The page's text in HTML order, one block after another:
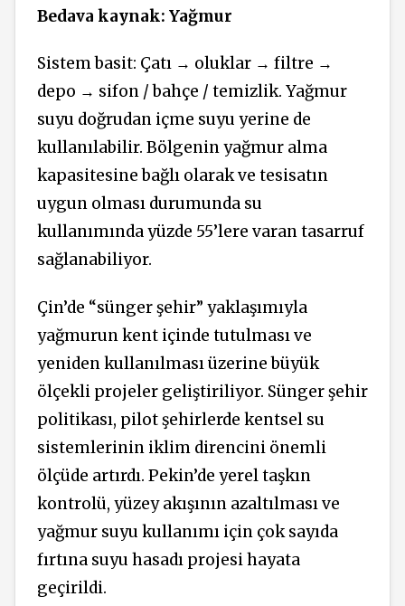
Bedava kaynak: Yağmur
Sistem basit: Çatı → oluklar → filtre →
depo → sifon / bahçe / temizlik. Yağmur
suyu doğrudan içme suyu yerine de
kullanılabilir. Bölgenin yağmur alma
kapasitesine bağlı olarak ve tesisatın
uygun olması durumunda su
kullanımında yüzde 55’lere varan tasarruf
sağlanabiliyor.
Çin’de “sünger şehir” yaklaşımıyla
yağmurun kent içinde tutulması ve
yeniden kullanılması üzerine büyük
ölçekli projeler geliştiriliyor. Sünger şehir
politikası, pilot şehirlerde kentsel su
sistemlerinin iklim direncini önemli
ölçüde artırdı. Pekin’de yerel taşkın
kontrolü, yüzey akışının azaltılması ve
yağmur suyu kullanımı için çok sayıda
fırtına suyu hasadı projesi hayata
geçirildi.